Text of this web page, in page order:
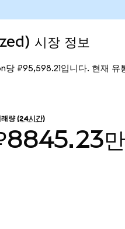
시장 정보
당 ₽95,598.21입니다. 현재
래량 (24시간)
만